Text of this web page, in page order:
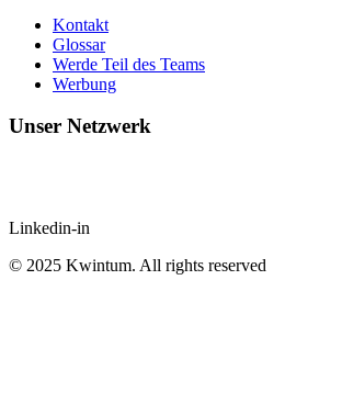
Kontakt
Glossar
Werde Teil des Teams
Werbung
Unser Netzwerk
Linkedin-in
© 2025 Kwintum. All rights reserved